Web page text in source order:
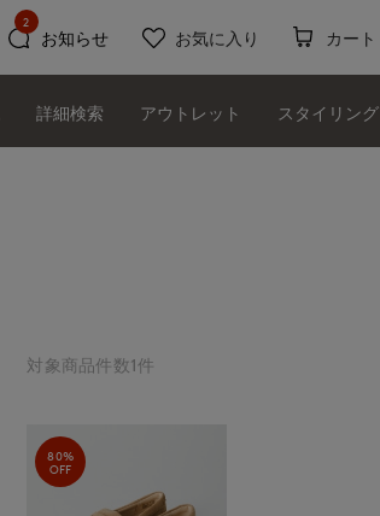
お知らせ
2
お気に入り カート
詳細検索 アウトレット スタイリング
対象商品件数1件
80%
OFF